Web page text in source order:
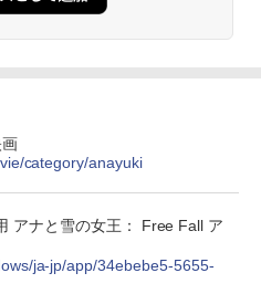
て身につくHTML & CSSとWe
トと最新エミュレータ紹介
節ライト、最大8週間持続バッ
告無し、ブラック (2025年発
Kindle Scribe Colorsoft |
category/anayuki
アナと雪の女王： Free Fall ア
ja-jp/app/34ebebe5-5655-